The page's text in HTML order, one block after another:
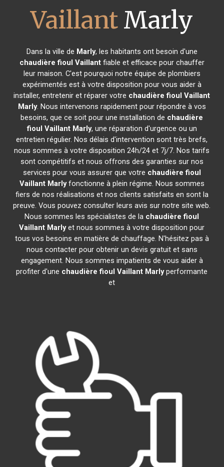
Vaillant Marly
Dans la ville de Marly, les habitants ont besoin d'une
chaudière fioul Vaillantfiable et efficace pour chauffer
leur maison. C'est pourquoi notre équipe de plombiers
expérimentés est à votre disposition pour vous aider à
installer, entretenir et réparer votre chaudière fioul Vaillant
Marly. Nous intervenons rapidement pour répondre à vos
besoins, que ce soit pour une installation de chaudière
fioul Vaillant Marly, une réparation d'urgence ou un
entretien régulier. Nos délais d'intervention sont très brefs,
nous sommes à votre disposition 24h/24 et 7j/7. Nos tarifs
sont compétitifs et nous offrons des garanties sur nos
services pour vous assurer que votre chaudière fioul
Vaillant Marlyfonctionne à plein régime. Nous sommes
fiers de nos réalisations et nos clients satisfaits en sont la
preuve. Vous pouvez consulter leurs avis sur notre site web.
Nous sommes les spécialistes de la chaudière fioul
Vaillant Marlyet nous sommes à votre disposition pour
tous vos besoins en matière de chauffage. N'hésitez pas à
nous contacter pour obtenir un devis gratuit et sans
engagement. Nous sommes impatients de vous aider à
profiter d'une chaudière fioul Vaillant Marlyperformante
et